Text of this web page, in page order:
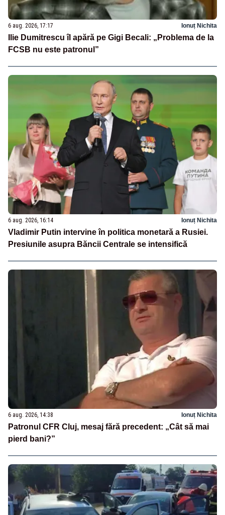
6 aug. 2026, 17:17 Ionuț Nichita
Ilie Dumitrescu îl apără pe Gigi Becali: „Problema de la
FCSB nu este patronul”
6 aug. 2026, 16:14 Ionuț Nichita
Vladimir Putin intervine în politica monetară a Rusiei.
Presiunile asupra Băncii Centrale se intensifică
6 aug. 2026, 14:38 Ionuț Nichita
Patronul CFR Cluj, mesaj fără precedent: „Cât să mai
pierd bani?”